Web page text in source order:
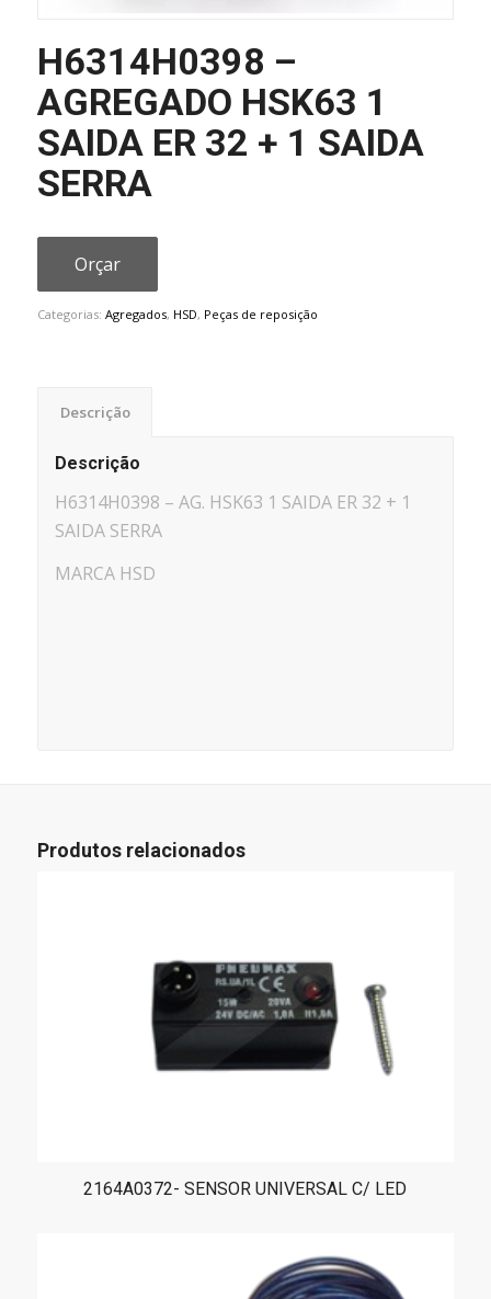
H6314H0398 –
AGREGADO HSK63 1
SAIDA ER 32 + 1 SAIDA
SERRA
Orçar
Categorias: Agregados, HSD, Peças de reposição
Descrição
Descrição
H6314H0398 – AG. HSK63 1 SAIDA ER 32 + 1
SAIDA SERRA
MARCA HSD
Produtos relacionados
2164A0372- SENSOR UNIVERSAL C/ LED